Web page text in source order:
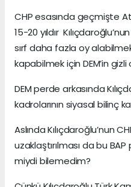
CHP esasında geçmişte
15-20 yıldır
sırf daha fazla oy
kapabilmek için DEM’in gizli
DEM perde arkasında
kadrolarının siyasal bilinç
Aslında Kılıçdaroğlu’nun
uzaklaştırılması da bu
miydi bilemedim?